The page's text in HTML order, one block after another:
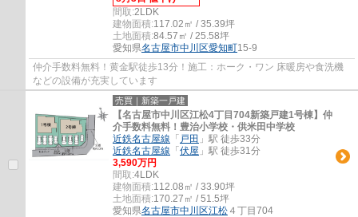
間取:2LDK
建物面積:117.02㎡ / 35.39坪
土地面積:84.57㎡ / 25.58坪
愛知県名古屋市中川区愛知町15-9
仲介手数料無料！黄金駅徒歩13分！施工：ホーク・ワン 床暖房や食洗機
などの設備が充実しています
売買｜新築一戸建
【名古屋市中川区江松4丁目704新築戸建1号棟】仲
介手数料無料！豊治小学校・供米田中学校
近鉄名古屋線 「 戸田 」駅 徒歩33分
近鉄名古屋線 「 伏屋 」駅 徒歩31分
3,590万円
間取:4LDK
建物面積:112.08㎡ / 33.90坪
土地面積:170.27㎡ / 51.5坪
愛知県名古屋市中川区江松 ４丁目704